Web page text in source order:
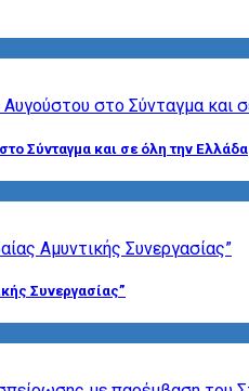
Σύνταγμα και σε όλη την Ελλάδα
Συνεργασίας”